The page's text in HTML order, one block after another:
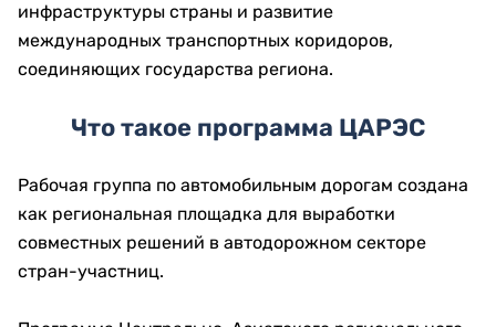
инфраструктуры страны и развитие
международных транспортных коридоров,
соединяющих государства региона.
Что такое программа ЦАРЭС
Рабочая группа по автомобильным дорогам создана
как региональная площадка для выработки
совместных решений в автодорожном секторе
стран-участниц.